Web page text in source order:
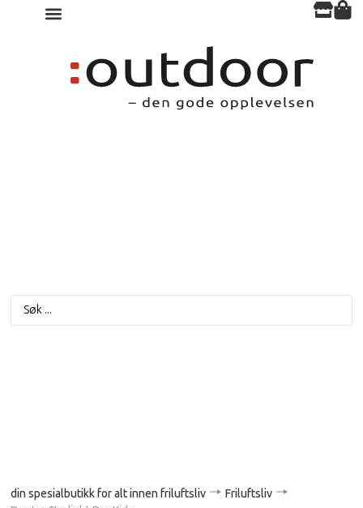
din spesialbutikk for alt innen friluftsliv
Friluftsliv